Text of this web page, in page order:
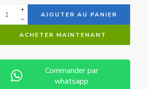
AJOUTER AU PANIER
ACHETER MAINTENANT
Alternative:
Commander par
whatsapp